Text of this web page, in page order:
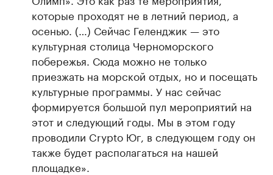
которые проходят не в летний период, а
осенью. (…) Сейчас Геленджик — это
культурная столица Черноморского
побережья. Сюда можно не только
приезжать на морской отдых, но и посещать
культурные программы. У нас сейчас
формируется большой пул мероприятий на
этот и следующий годы. Мы в этом году
проводили Crypto Юг, в следующем году он
также будет располагаться на нашей
площадке».